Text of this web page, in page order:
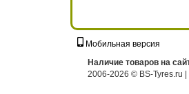
Мобильная версия
Наличие товаров на
2006-2026 © BS-Tyres.ru |